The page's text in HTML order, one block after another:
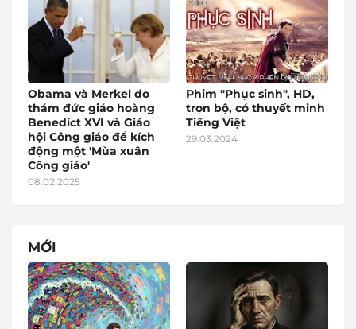
Obama và Merkel do
thám đức giáo hoàng
Benedict XVI và Giáo
hội Công giáo để kích
động một 'Mùa xuân
Công giáo'
08.02.2025
Phim "Phục sinh", HD,
trọn bộ, có thuyết minh
Tiếng Việt
29.03.2024
MỚI